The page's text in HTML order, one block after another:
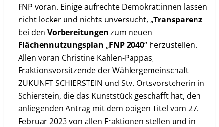
FNP voran. Einige aufrechte Demokrat:innen lassen
nicht locker und nichts unversucht, „Transparenz
bei den Vorbereitungen zum neuen
Flächennutzungsplan „FNP2040“ herzustellen.
Allen voran Christine Kahlen-Pappas,
Fraktionsvorsitzende der Wählergemeinschaft
ZUKUNFT SCHIERSTEIN und Stv. Ortsvorsteherin in
Schierstein, die das Kunststück geschafft hat, den
anliegenden Antrag mit dem obigen Titel vom 27.
Februar 2023 von allen Fraktionen stellen und in